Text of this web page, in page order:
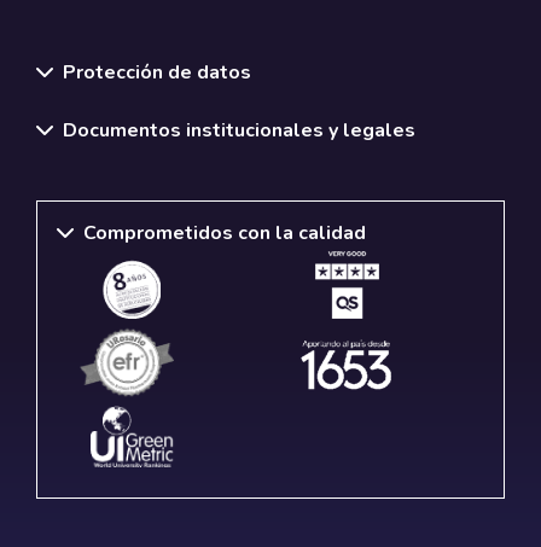
Protección de datos
Documentos institucionales y legales
Comprometidos con la calidad